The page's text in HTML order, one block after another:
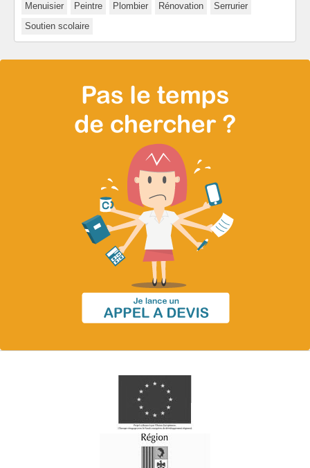
Menuisier
Peintre Plombier Rénovation
Serrurier
Soutien scolaire